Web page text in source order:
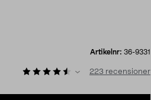
Artikelnr: 36-9331
223 recensioner